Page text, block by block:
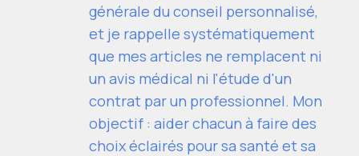
générale du conseil personnalisé,
et je rappelle systématiquement
que mes articles ne remplacent ni
un avis médical ni l'étude d'un
contrat par un professionnel. Mon
objectif : aider chacun à faire des
choix éclairés pour sa santé et sa